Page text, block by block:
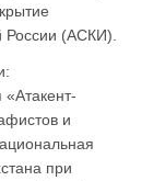
России (АСКИ).
и
при